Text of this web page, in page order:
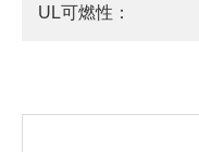
UL可燃性：